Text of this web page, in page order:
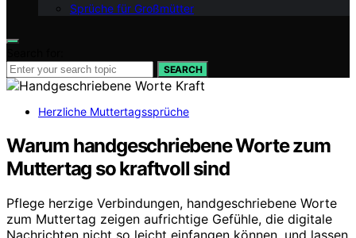
Sprüche für Großmütter
SEARCH
Herzliche Muttertagssprüche
Warum handgeschriebene Worte zum
Muttertag so kraftvoll sind
Pflege herzige Verbindungen, handgeschriebene Worte
zum Muttertag zeigen aufrichtige Gefühle, die digitale